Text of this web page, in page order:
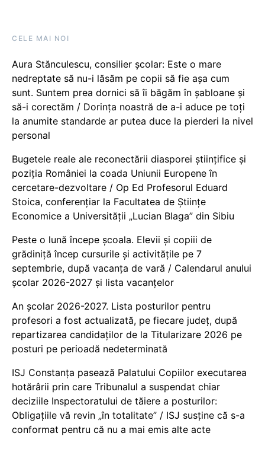
CELE MAI NOI
Aura Stănculescu, consilier școlar: Este o mare
nedreptate să nu-i lăsăm pe copii să fie așa cum
sunt. Suntem prea dornici să îi băgăm în șabloane și
să-i corectăm / Dorința noastră de a-i aduce pe toți
la anumite standarde ar putea duce la pierderi la nivel
personal
Bugetele reale ale reconectării diasporei științifice și
poziția României la coada Uniunii Europene în
cercetare-dezvoltare / Op Ed Profesorul Eduard
Stoica, conferențiar la Facultatea de Științe
Economice a Universității „Lucian Blaga” din Sibiu
Peste o lună începe școala. Elevii și copiii de
grădiniță încep cursurile și activitățile pe 7
septembrie, după vacanța de vară / Calendarul anului
școlar 2026-2027 și lista vacanțelor
An școlar 2026-2027. Lista posturilor pentru
profesori a fost actualizată, pe fiecare județ, după
repartizarea candidaților de la Titularizare 2026 pe
posturi pe perioadă nedeterminată
ISJ Constanța pasează Palatului Copiilor executarea
hotărârii prin care Tribunalul a suspendat chiar
deciziile Inspectoratului de tăiere a posturilor:
Obligațiile vă revin „în totalitate” / ISJ susține că s-a
conformat pentru că nu a mai emis alte acte